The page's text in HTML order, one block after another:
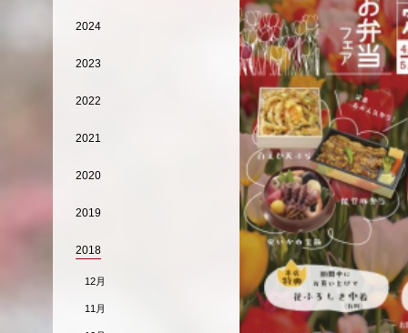
2024
2023
2022
2021
2020
2019
2018
12月
11月